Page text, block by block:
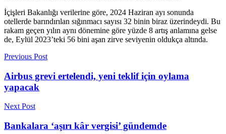
İçişleri Bakanlığı verilerine göre, 2024 Haziran ayı sonunda
otellerde barındırılan sığınmacı sayısı 32 binin biraz üzerindeydi. Bu
rakam geçen yılın aynı dönemine göre yüzde 8 artış anlamına gelse
de, Eylül 2023’teki 56 bini aşan zirve seviyenin oldukça altında.
Previous Post
Airbus grevi ertelendi, yeni teklif için oylama
yapacak
Next Post
Bankalara ‘aşırı kâr vergisi’ gündemde